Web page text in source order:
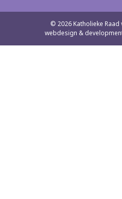
© 2026 Katholieke
webdesign &